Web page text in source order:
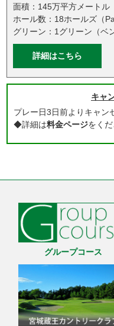
面積：145万平方メートル
ホール数：18ホールズ（
グリーン：1グリーン（ベ
詳細はこちら
キャ
プレー日3日前よりキャン
◆詳細は料金ページをくだ
グループコース